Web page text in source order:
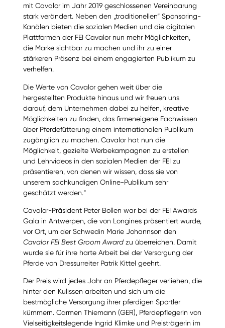
mit Cavalor im Jahr 2019 geschlossenen Vereinbarung
stark verändert. Neben den „traditionellen“ Sponsoring-
Kanälen bieten die sozialen Medien und die digitalen
Plattformen der FEI Cavalor nun mehr Möglichkeiten,
die Marke sichtbar zu machen und ihr zu einer
stärkeren Präsenz bei einem engagierten Publikum zu
verhelfen.
Die Werte von Cavalor gehen weit über die
hergestellten Produkte hinaus und wir freuen uns
darauf, dem Unternehmen dabei zu helfen, kreative
Möglichkeiten zu finden, das firmeneigene Fachwissen
über Pferdefütterung einem internationalen Publikum
zugänglich zu machen. Cavalor hat nun die
Möglichkeit, gezielte Werbekampagnen zu erstellen
und Lehrvideos in den sozialen Medien der FEI zu
präsentieren, von denen wir wissen, dass sie von
unserem sachkundigen Online-Publikum sehr
geschätzt werden.“
Cavalor-Präsident Peter Bollen war bei der FEI Awards
Gala in Antwerpen, die von Longines präsentiert wurde,
vor Ort, um der Schwedin Marie Johannson den
Cavalor FEI Best Groom Award zu überreichen. Damit
wurde sie für ihre harte Arbeit bei der Versorgung der
Pferde von Dressurreiter Patrik Kittel geehrt.
Der Preis wird jedes Jahr an Pferdepfleger verliehen, die
hinter den Kulissen arbeiten und sich um die
bestmögliche Versorgung ihrer pferdigen Sportler
kümmern. Carmen Thiemann (GER), Pferdepflegerin von
Vielseitigkeitslegende Ingrid Klimke und Preisträgerin im